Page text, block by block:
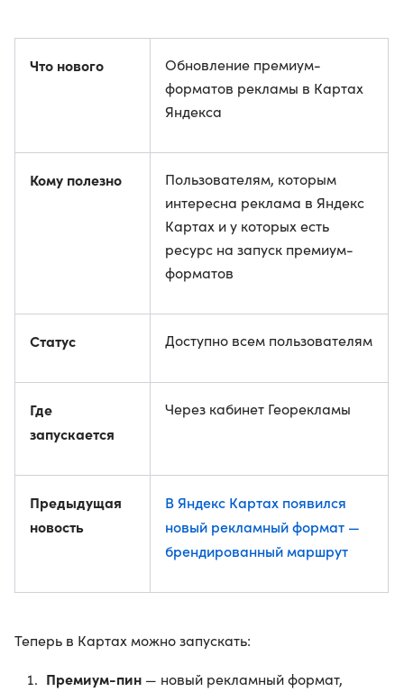
Что нового
Обновление премиум-
форматов рекламы в Картах
Яндекса
Кому полезно
Пользователям, которым
интересна реклама в Яндекс
Картах и у которых есть
ресурс на запуск премиум-
форматов
Статус Доступно всем пользователям
Где
запускается
Через кабинет Георекламы
Предыдущая
новость
В Яндекс Картах появился
новый рекламный формат —
брендированный маршрут
Теперь в Картах можно запускать:
Премиум-пин — новый рекламный формат,